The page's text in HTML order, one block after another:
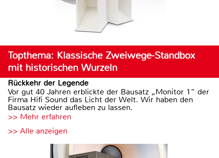
Topthema: Klassische Zweiwege-Standbox
mit historischen Wurzeln
Rückkehr der Legende
Vor gut 40 Jahren erblickte der Bausatz „Monitor 1“ der
Firma Hifi Sound das Licht der Welt. Wir haben den
Bausatz wieder aufleben zu lassen.
>> Mehr erfahren
>> Alle anzeigen